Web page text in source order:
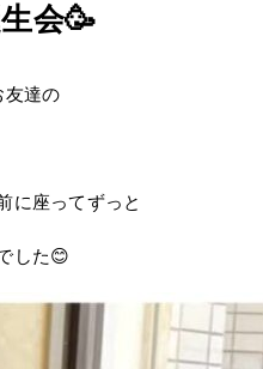
会🥳
友達の
に座ってずっと
した😊